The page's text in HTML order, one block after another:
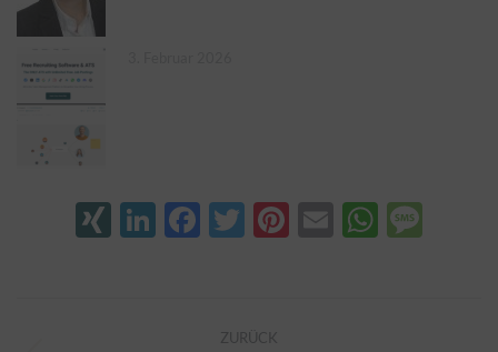
XINGLinkedIn
Facebook
Twitter
Pinterest
Email
ZURÜCK